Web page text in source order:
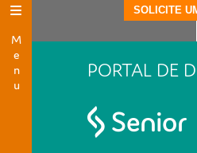
Menu
SOLICITE
PORTAL DE